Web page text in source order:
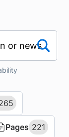
Pages 221
Pages 221